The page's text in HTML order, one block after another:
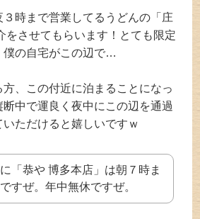
時まで営業してるうどんの「庄
をさせてもらいます！とても限定
僕の自宅がこの辺で…
、この付近に泊まることになっ
中で運良く夜中にこの辺を通過
ただけると嬉しいですｗ
「恭や 博多本店」は朝７時ま
すぜ。年中無休ですぜ。